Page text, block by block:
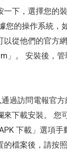
一下，選擇您的
您的操作系統，
以從他們的官方
」。 安裝後，
過訪問電報官
來下載安裝。 您
下載」選項手
的檔案後，請按